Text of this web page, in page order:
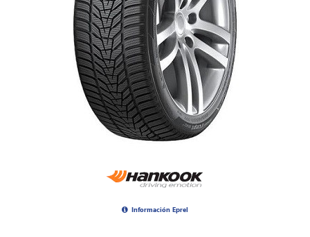
Información Eprel